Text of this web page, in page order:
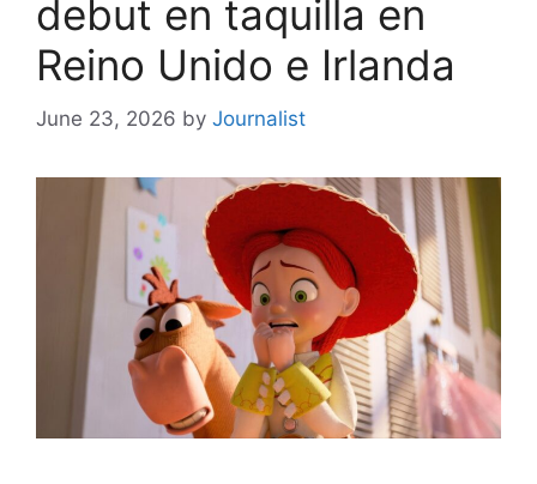
debut en taquilla en
Reino Unido e Irlanda
June 23, 2026 by Journalist